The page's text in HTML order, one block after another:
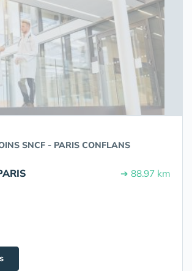
SNCF - PARIS CONFLANS
➔ 88.97 km